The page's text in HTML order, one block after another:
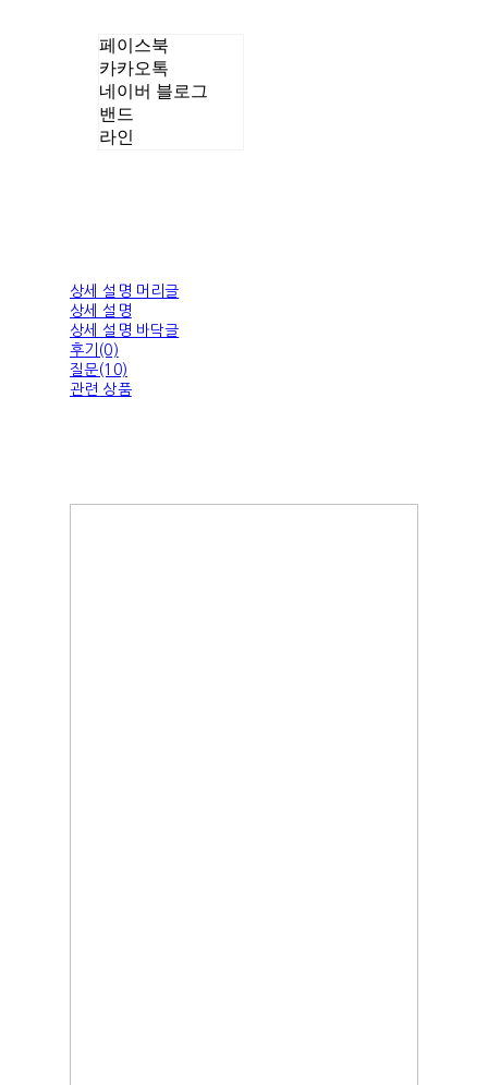
페이스북
카카오톡
네이버 블로그
밴드
라인
상세 설명 머리글
상세 설명
상세 설명 바닥글
후기(0)
질문(10)
관련 상품